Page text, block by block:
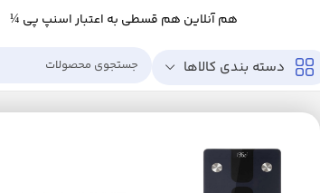
هم آنلاین هم قسطی به اعتبار اسنپ پی ¼
دسته بندی کالاها